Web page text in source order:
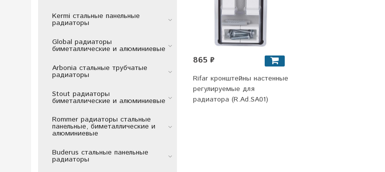
865 ₽
Rifar кронштейны настенные
регулируемые для
радиатора (R.Ad.SA01)
Kermi стальные панельные
радиаторы
Global радиаторы
биметаллические и алюминиевые
Arbonia стальные трубчатые
радиаторы
Stout радиаторы
биметаллические и алюминиевые
Rommer радиаторы стальные
панельные, биметаллические и
алюминиевые
Buderus стальные панельные
радиаторы